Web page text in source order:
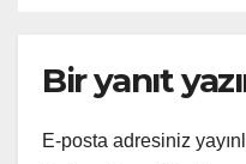
Bir yanıt
E-posta adresiniz